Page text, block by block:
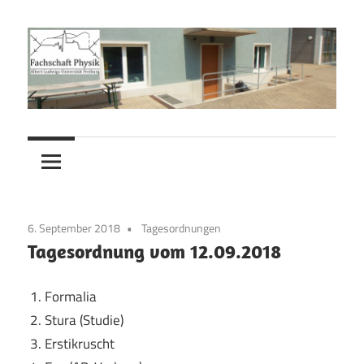
Inhalt
springen
Fachschaft
Physik
Fachschaft
Physik
6. September 2018 Tagesordnungen
Tagesordnung vom 12.09.2018
Formalia
Stura (Studie)
Erstikruscht